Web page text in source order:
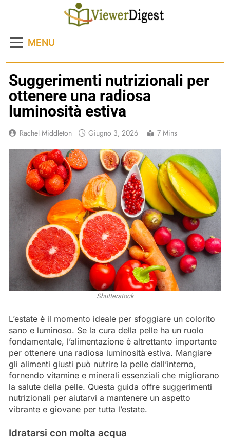
MENU
Suggerimenti nutrizionali per
ottenere una radiosa
luminosità estiva
Rachel Middleton Giugno 3, 2026 7 Mins
Shutterstock
L’estate è il momento ideale per sfoggiare un colorito
sano e luminoso. Se la cura della pelle ha un ruolo
fondamentale, l’alimentazione è altrettanto importante
per ottenere una radiosa luminosità estiva. Mangiare
gli alimenti giusti può nutrire la pelle dall’interno,
fornendo vitamine e minerali essenziali che migliorano
la salute della pelle. Questa guida offre suggerimenti
nutrizionali per aiutarvi a mantenere un aspetto
vibrante e giovane per tutta l’estate.
Idratarsi con molta acqua